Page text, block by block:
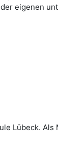
eigenen
Lübeck. Als